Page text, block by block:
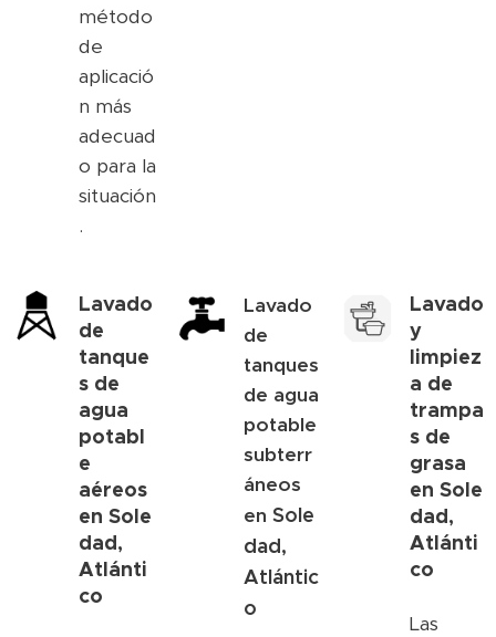
método
de
aplicació
n más
adecuad
o para la
situación
.
Lavado
de
tanque
s de
agua
potabl
e
aéreos
enSole
dad,
Atlánti
co
Lavado
de
tanques
de agua
potable
subterr
áneos
enSole
dad,
Atlántic
o
Lavado
y
limpiez
a de
trampa
s de
grasa
en Sole
dad,
Atlánti
co
Las